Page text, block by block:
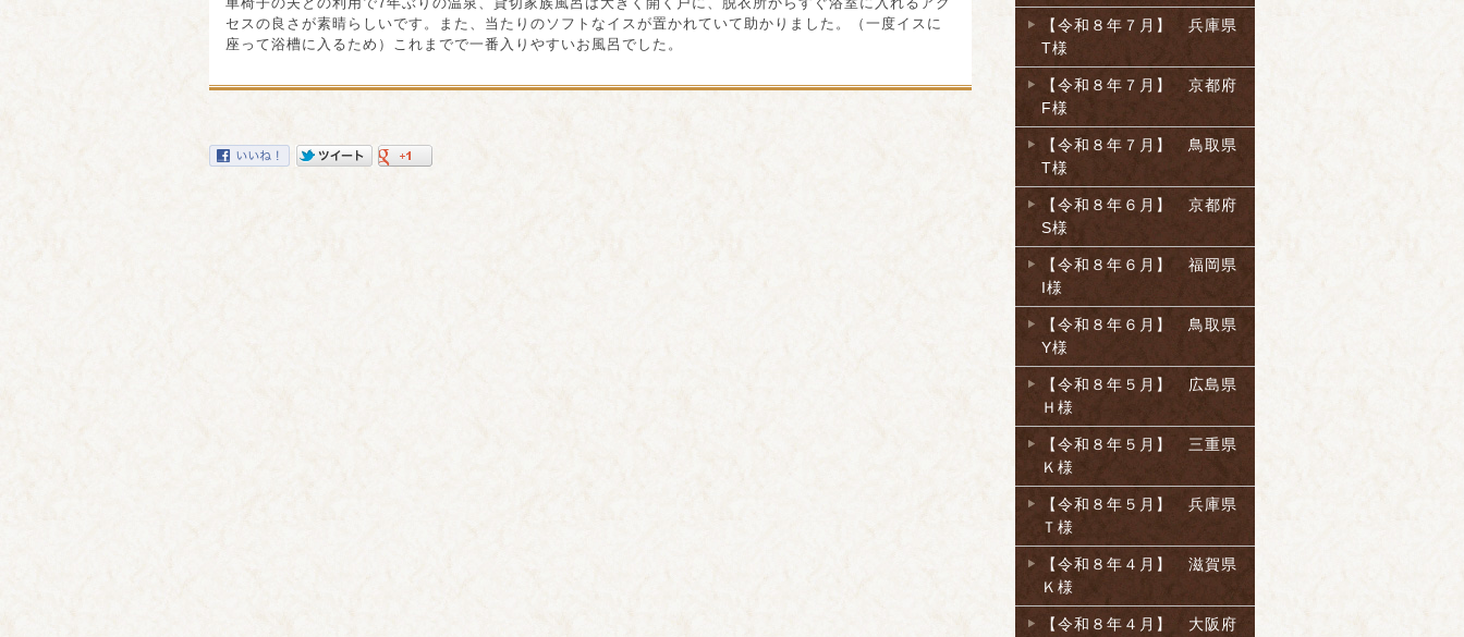
セスの良さが素晴らしいです。また、当たりのソフトなイスが置かれていて助かりました。（一度イスに
座って浴槽に入るため）これまでで一番入りやすいお風呂でした。
【令和８年７月】 兵庫県
T様
【令和８年７月】 京都府
F様
【令和８年７月】 鳥取県
T様
【令和８年６月】 京都府
S様
【令和８年６月】 福岡県
I様
【令和８年６月】 鳥取県
Y様
【令和８年５月】 広島県
Ｈ様
【令和８年５月】 三重県
Ｋ様
【令和８年５月】 兵庫県
Ｔ様
【令和８年４月】 滋賀県
Ｋ様
【令和８年４月】 大阪府